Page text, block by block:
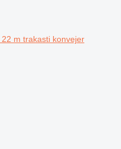
22 m trakasti konvejer